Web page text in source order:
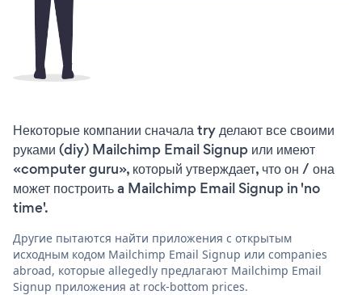
Некоторые компании сначала try делают все своими
руками (diy) Mailchimp Email Signup или имеют
«computer guru», который утверждает, что он / она
может построить a Mailchimp Email Signup in 'no
time'.
Другие пытаются найти приложения с открытым
исходным кодом Mailchimp Email Signup или companies
abroad, которые allegedly предлагают Mailchimp Email
Signup приложения at rock-bottom prices.